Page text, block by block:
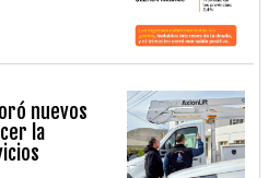
nuevos
la